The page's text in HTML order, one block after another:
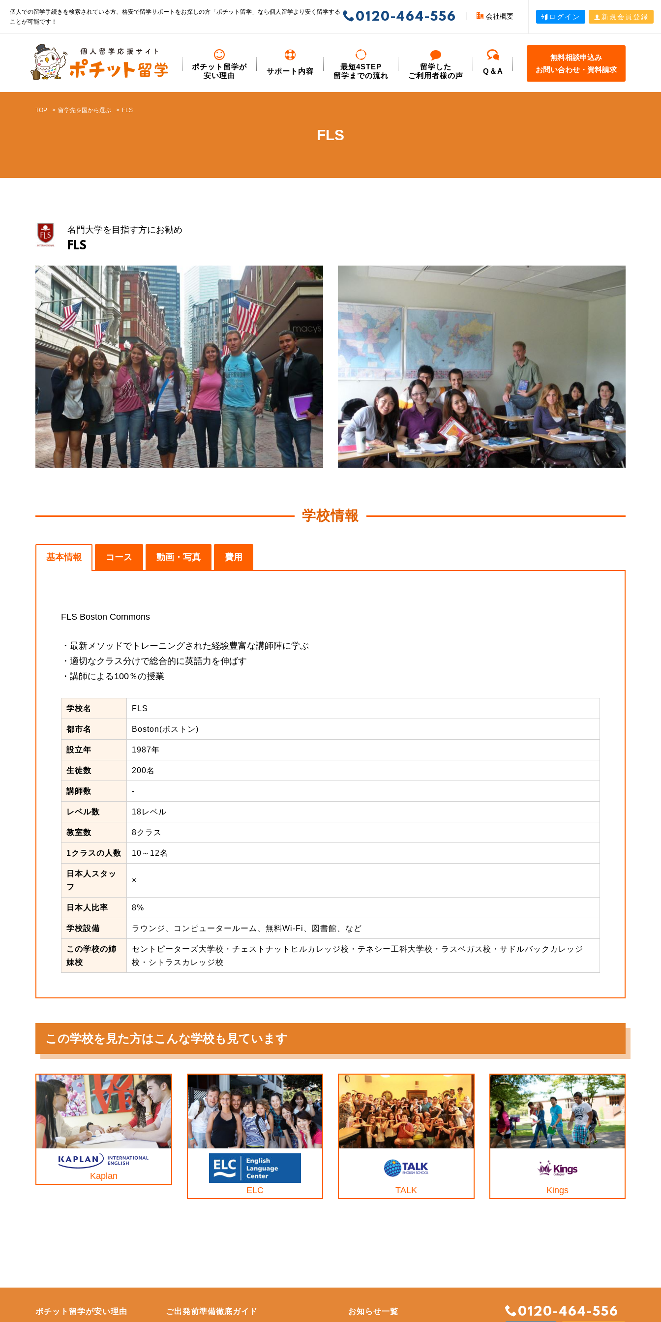
個人での留学手続きを検索されている方、格安で留学サポートをお探しの方「ポチット留学」なら個人留学より安く留学する
ことが可能です！
0120-464-556 会社概要 ログイン 新規会員登録
ポチット留学が
安い理由
サポート内容
最短4STEP
留学までの流れ
留学した
ご利用者様の声
Q＆A
無料相談申込み
お問い合わせ・資料請求
TOP 留学先を国から選ぶ FLS
FLS
名門大学を目指す方にお勧め
FLS
学校情報
基本情報 コース 動画・写真 費用
FLS Boston Commons
・最新メソッドでトレーニングされた経験豊富な講師陣に学ぶ
・適切なクラス分けで総合的に英語力を伸ばす
・講師による100％の授業
学校名 FLS
都市名 Boston(ボストン)
設立年 1987年
生徒数 200名
講師数 -
レベル数 18レベル
教室数 8クラス
1クラスの人数 10～12名
日本人スタッ
フ
×
日本人比率 8%
学校設備 ラウンジ、コンピュータールーム、無料Wi-Fi、図書館、など
この学校の姉
妹校
セントピーターズ大学校・チェストナットヒルカレッジ校・テネシー工科大学校・ラスベガス校・サドルバックカレッジ
校・シトラスカレッジ校
この学校を見た方はこんな学校も見ています
Kaplan
ELC
TALK Kings
ポチット留学が安い理由 ご出発前準備徹底ガイド お知らせ一覧 0120-464-556